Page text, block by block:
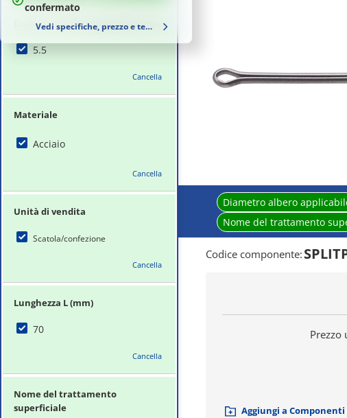
confermato
Vedi specifiche, prezzo e tempi di consegna
Diametro albero applicabile (mm)
5.5
Cancella
Materiale
Acciaio
Cancella
Unità di vendita
Scatola/confezione
Cancella
Lunghezza L (mm)
70
Cancella
Nome del trattamento
superficiale
Diametro albero
Nome del trattamento
Codice componente:
Prezzo
Aggiungi a